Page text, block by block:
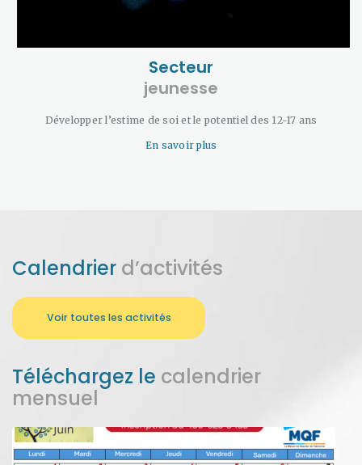
Secteur
jeunesse
Développer l’estime de soi et le potentiel des 12-17 ans
En savoir plus
Calendrier d’activités
Voir toutes les activités
Téléchargez le calendrier
mensuel